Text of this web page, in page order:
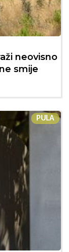
neovisno
smije
PULA